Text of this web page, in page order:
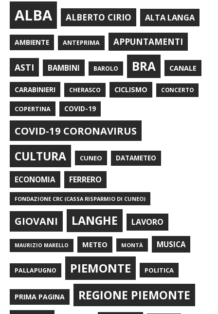
ALBA ALBERTO CIRIO ALTA LANGA
AMBIENTE ANTEPRIMA APPUNTAMENTI
ASTI BAMBINI BAROLO BRA CANALE
CARABINIERI CHERASCO CICLISMO CONCERTO
COPERTINA COVID-19
COVID-19 CORONAVIRUS
CULTURA CUNEO DATAMETEO
ECONOMIA FERRERO
FONDAZIONE CRC (CASSA RISPARMIO DI CUNEO)
GIOVANI LANGHE LAVORO
MAURIZIO MARELLO METEO MONTÀ MUSICA
PALLAPUGNO PIEMONTE POLITICA
PRIMA PAGINA REGIONE PIEMONTE